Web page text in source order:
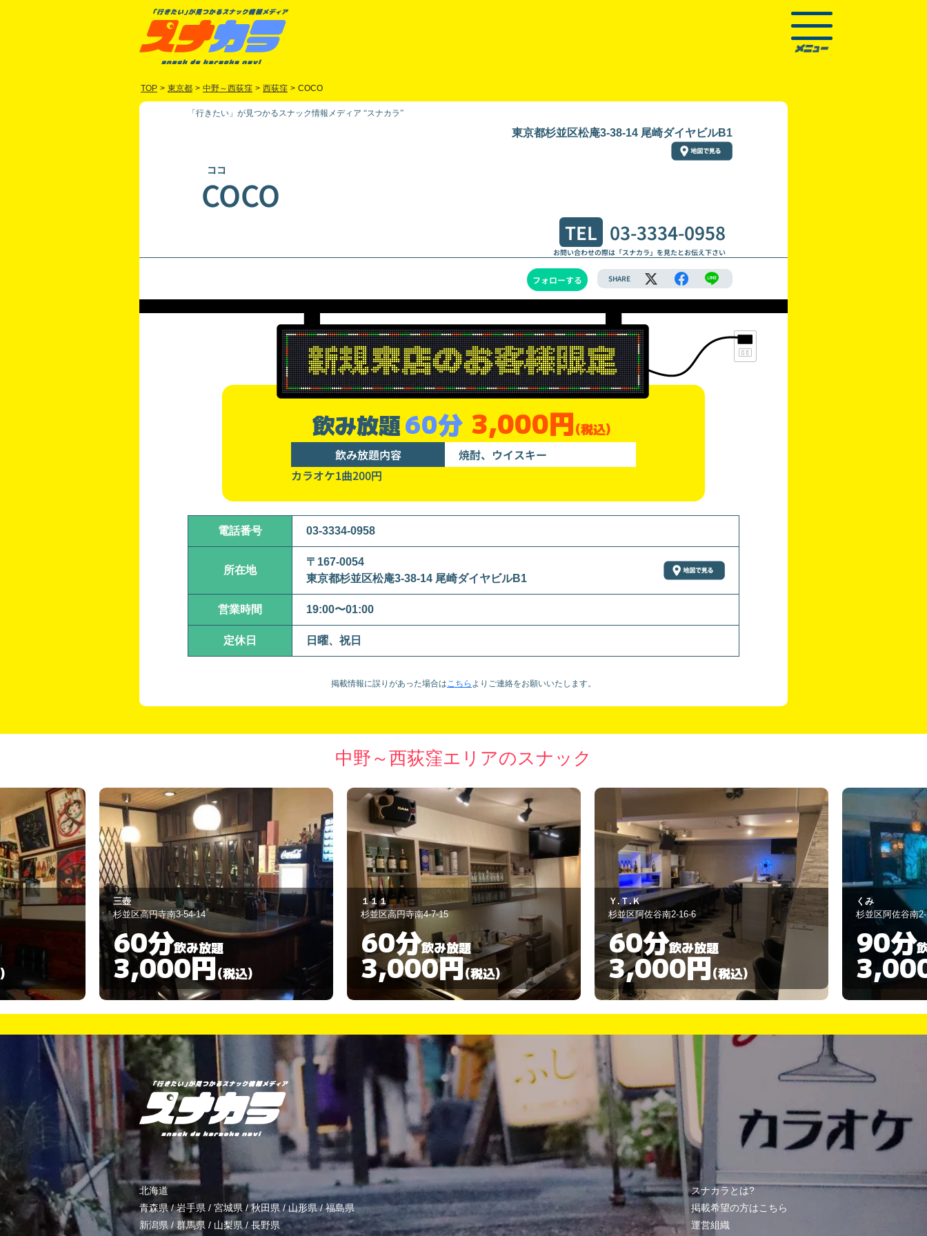
TOP > 東京都 > 中野～西荻窪 > 西荻窪 > COCO
「行きたい」が見つかるスナック情報メディア “スナカラ”
東京都杉並区松庵3-38-14 尾崎ダイヤビルB1
ココ
COCO
TEL 03-3334-0958
お問い合わせの際は「スナカラ」を見たとお伝え下さい
フォローする SHARE
飲み放題60分 3,000円(税込)
飲み放題内容
焼酎、ウイスキー
カラオケ1曲200円
電話番号 03-3334-0958
所在地
〒167-0054
東京都杉並区松庵3-38-14 尾崎ダイヤビルB1
営業時間 19:00〜01:00
定休日 日曜、祝日
掲載情報に誤りがあった場合はこちら より ご連絡をお願いいたします。
中野～西荻窪エリアのスナック
１１１
杉並区高円寺南4-7-15
60分飲み放題
3,000円(税込)
Ｙ.Ｔ.Ｋ
杉並区阿佐谷南2-16-6
60分飲み放題
3,000円(税込)
くみ
杉並区阿佐谷南2-20-9
90分飲み放題
3,000円(税込)
Ｖｅｌｆａｒｒ
杉並区荻窪5-30-7
50分
北海道
青森県/岩手県 / 宮城県 /秋田県 /山形県/福島県
新潟県 / 群馬県 / 山梨県/長野県
スナカラとは?
掲載希望の方はこちら
運営組織